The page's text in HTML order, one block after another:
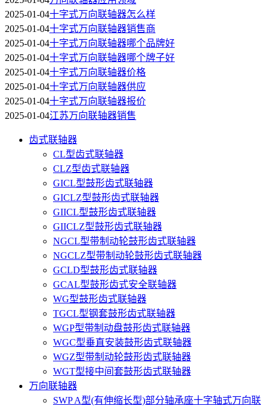
2025-01-04十字式万向联轴器怎么样
2025-01-04十字式万向联轴器销售商
2025-01-04十字式万向联轴器哪个品牌好
2025-01-04十字式万向联轴器哪个牌子好
2025-01-04十字式万向联轴器价格
2025-01-04十字式万向联轴器供应
2025-01-04十字式万向联轴器报价
2025-01-04江苏万向联轴器销售
齿式联轴器
CL型齿式联轴器
CLZ型齿式联轴器
GICL型鼓形齿式联轴器
GICLZ型鼓形齿式联轴器
GIICL型鼓形齿式联轴器
GIICLZ型鼓形齿式联轴器
NGCL型带制动轮鼓形齿式联轴器
NGCLZ型带制动轮鼓形齿式联轴器
GCLD型鼓形齿式联轴器
GCAL型鼓形齿式安全联轴器
WG型鼓形齿式联轴器
TGCL型钢套鼓形齿式联轴器
WGP型带制动盘鼓形齿式联轴器
WGC型垂直安装鼓形齿式联轴器
WGZ型带制动轮鼓形齿式联轴器
WGT型接中间套鼓形齿式联轴器
万向联轴器
SWP A型(有伸缩长型)部分轴承座十字轴式万向联